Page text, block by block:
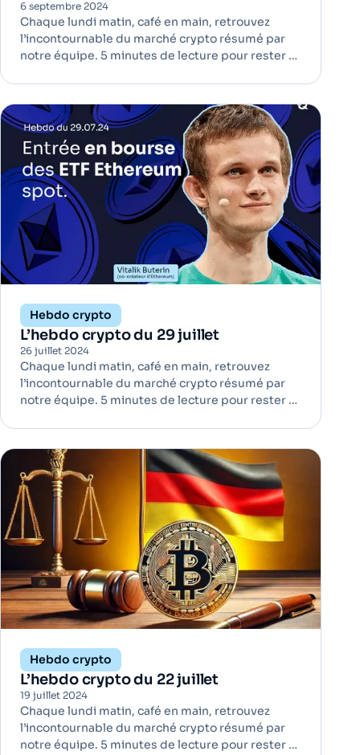
6 septembre 2024
Chaque lundi matin, café en main, retrouvez
l’incontournable du marché crypto résumé par
notre équipe. 5 minutes de lecture pour rester à
massivement de l'or pour diversifier leurs
réserves | Adoption Les banques centrales du
monde entier renforcent leurs réser
Hebdo crypto
L’hebdo crypto du 29 juillet
26 juillet 2024
Chaque lundi matin, café en main, retrouvez
l’incontournable du marché crypto résumé par
notre équipe. 5 minutes de lecture pour rester à
aux institutionnels | Adoption Le lancement des
premiers ETF Ethereum spot cette semaine a
marqué un tournant po
Hebdo crypto
L’hebdo crypto du 22 juillet
19 juillet 2024
Chaque lundi matin, café en main, retrouvez
l’incontournable du marché crypto résumé par
notre équipe. 5 minutes de lecture pour rester à